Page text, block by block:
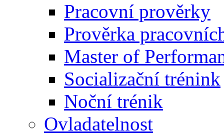
Pracovní prověrky
Prověrka
Master of
Socializační trénink
Noční trénik
Ovladatelnost